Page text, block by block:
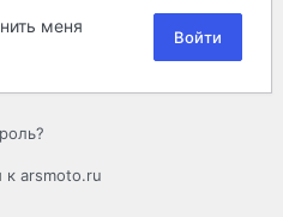
меня
arsmoto.ru